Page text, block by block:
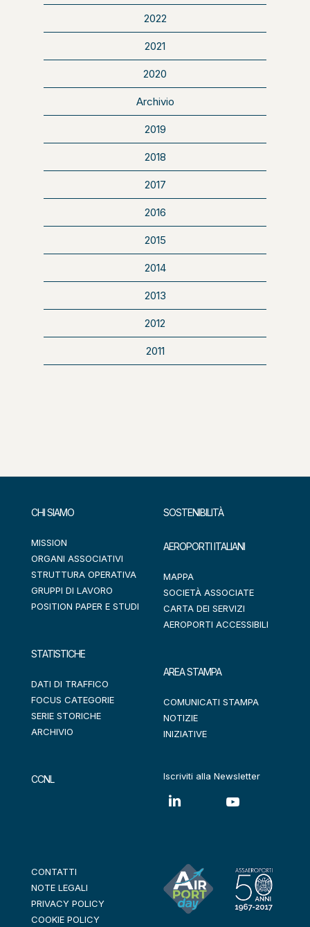
2022
2021
2020
Archivio
2019
2018
2017
2016
2015
2014
2013
2012
2011
CHI SIAMO
MISSION
ORGANI ASSOCIATIVI
STRUTTURA OPERATIVA
GRUPPI DI LAVORO
POSITION PAPER E STUDI
STATISTICHE
DATI DI TRAFFICO
FOCUS CATEGORIE
SERIE STORICHE
ARCHIVIO
CCNL
SOSTENIBILITÀ
AEROPORTI ITALIANI
MAPPA
SOCIETÀ ASSOCIATE
CARTA DEI SERVIZI
AEROPORTI ACCESSIBILI
AREA STAMPA
COMUNICATI STAMPA
NOTIZIE
INIZIATIVE
Iscriviti alla Newsletter
CONTATTI
NOTE LEGALI
PRIVACY POLICY
COOKIE POLICY